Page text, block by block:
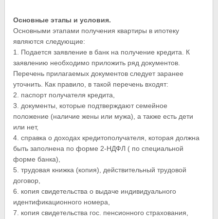
Основные этапы и условия.
Основными этапами получения квартиры в ипотеку
являются следующие:
1. Подается заявление в банк на получение кредита. К
заявлению необходимо приложить ряд документов.
Перечень прилагаемых документов следует заранее
уточнить. Как правило, в такой перечень входят:
2. паспорт получателя кредита,
3. документы, которые подтверждают семейное
положение (наличие жены или мужа), а также есть дети
или нет,
4. справка о доходах кредитополучателя, которая должна
быть заполнена по форме 2-НДФЛ ( по специальной
форме банка),
5. трудовая книжка (копия), действительный трудовой
договор,
6. копия свидетельства о выдаче индивидуального
идентификационного номера,
7. копия свидетельства гос. пенсионного страхования,